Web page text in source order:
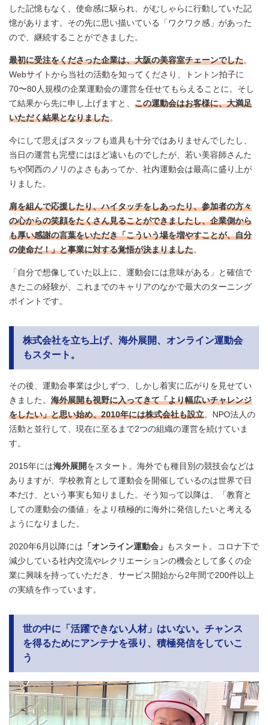
した記憶もなく、使命感に駆られ、がむしゃらに行動していた記
憶があります。その先に思い描いている「ワクワク感」があった
ので、継続することができました。
最初に受注をくださった企業は、大阪の美容室チェーンでした。
Webサイトから当社の活動を知ってくださり、トントン拍子に
70〜80人規模の企業運動会の運営を任せてもらえることに。そし
て結果から先に申し上げますと、 この運動会はお客様に、大満足
いただく結果となりました。
今にして思えばスタッフも道具も十分ではありませんでしたし、
当日の運営も完璧にはほど遠いものでしたが、若い美容師さんた
ちや関西のノリのよさもあってか、社内運動会は最高に盛り上が
りました。
肩を組んで応援したり、ハイタッチをしあったり、参加者の方々
の心からの笑顔をたくさん見ることができましたし、企業側から
も厚い感謝の言葉をいただき「こういう場を増やすことが、自分
の使命だ！」と事業に対する覚悟が決まりました。
「自分で想像していた以上に、運動会には意味がある」と確信で
きたこの経験が、これまでのキャリアのなかで最大のターニング
ポイントです。
株式会社を立ち上げ、海外展開、オンライン運動会
もスタート。
その後、運動会事業は少しずつ、しかし着実に広がりを見せてい
きました。 海外展開も視野に入ってきて「より幅広いチャレンジ
をしたい」と思い始め、2010年には株式会社も設立。NPO法人の
活動と並行して、現在に至るまで2つの組織の運営を続けていま
す。
2015年には海外展開をスタート。海外でも種目別の競技会などは
ありますが、学校教育として運動会を開催しているのは世界で日
本だけ、という事実も知りました。そう知って以降は、「教育と
しての運動会の価値」をより積極的に海外に発信したいと考える
ようになりました。
2020年6月以降には 「オンライン運動会」 もスタート。コロナ下で
減少している社内交流やレクリエーションの機会として多くの企
業に興味を持っていただき、サービス開始から2年間で200件以上
の実績を作っています。
世の中に「活躍できない人材」はいない。チャンス
を得るためにアンテナを張り、積極発信をしていこ
う